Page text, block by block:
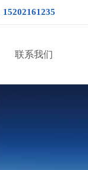
15202161235
联系我们